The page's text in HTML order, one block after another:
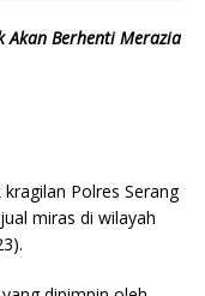
Akan Berhenti Merazia
Polres Serang
miras di wilayah